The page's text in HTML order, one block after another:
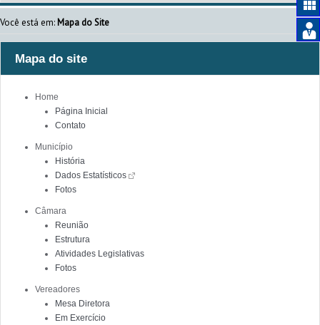
Você está em: Mapa do Site
Mapa do site
Home
Página Inicial
Contato
Município
História
Dados Estatísticos
Fotos
Câmara
Reunião
Estrutura
Atividades Legislativas
Fotos
Vereadores
Mesa Diretora
Em Exercício